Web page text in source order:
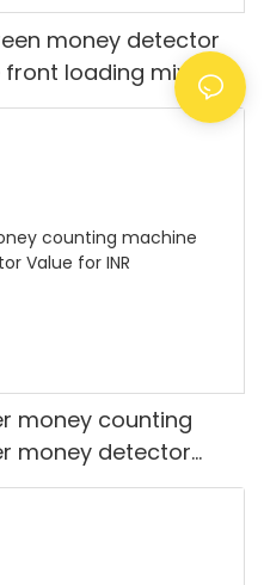
money detector
loading mixed
money counter
money counting
money detector